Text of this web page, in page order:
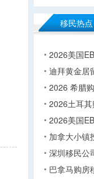
移民热点
2026美国
迪拜黄金
2026 希腊
2026土耳
2026美国
加拿大小
深圳移民公
巴拿马购房